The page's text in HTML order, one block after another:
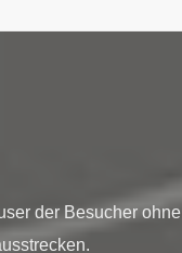
der Besucher ohne